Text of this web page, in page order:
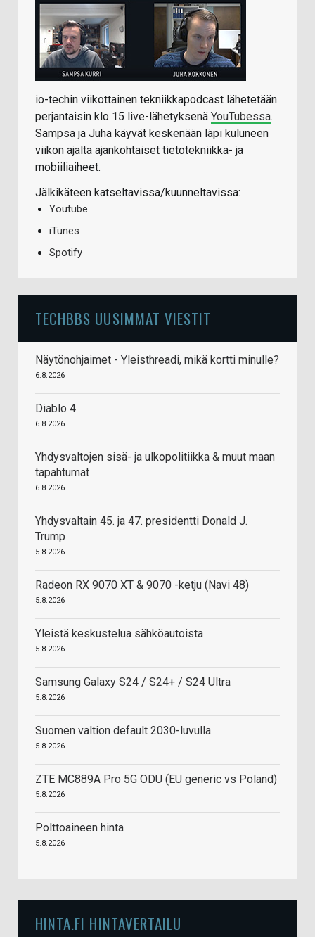
io-techin viikottainen tekniikkapodcast lähetetään
perjantaisin klo 15 live-lähetyksenä YouTubessa.
Sampsa ja Juha käyvät keskenään läpi kuluneen
viikon ajalta ajankohtaiset tietotekniikka- ja
mobiiliaiheet.
Jälkikäteen katseltavissa/kuunneltavissa:
Youtube
iTunes
Spotify
TECHBBS UUSIMMAT VIESTIT
Näytönohjaimet - Yleisthreadi, mikä kortti minulle?
6.8.2026
Diablo 4
6.8.2026
Yhdysvaltojen sisä- ja ulkopolitiikka & muut maan
tapahtumat
6.8.2026
Yhdysvaltain 45. ja 47. presidentti Donald J.
Trump
5.8.2026
Radeon RX 9070 XT & 9070 -ketju (Navi 48)
5.8.2026
Yleistä keskustelua sähköautoista
5.8.2026
Samsung Galaxy S24 / S24+ / S24 Ultra
5.8.2026
Suomen valtion default 2030-luvulla
5.8.2026
ZTE MC889A Pro 5G ODU (EU generic vs Poland)
5.8.2026
Polttoaineen hinta
5.8.2026
HINTA.FI HINTAVERTAILU